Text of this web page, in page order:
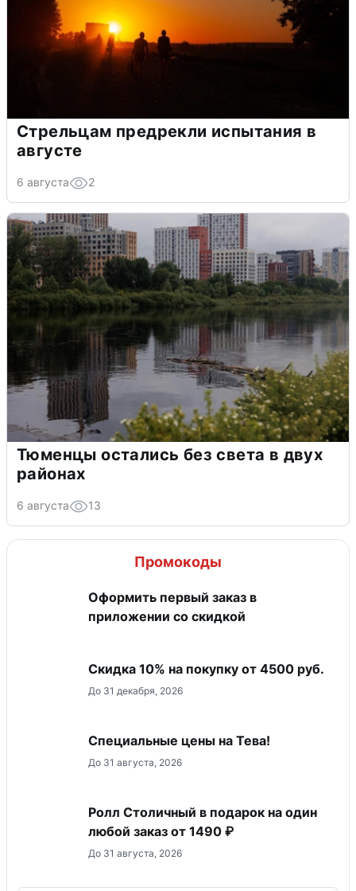
Стрельцам предрекли испытания в
августе
6 августа 2
Тюменцы остались без света в двух
районах
6 августа 13
Промокоды
Оформить первый заказ в
приложении со скидкой
Скидка 10% на покупку от 4500 руб.
До 31 декабря, 2026
Специальные цены на Тева!
До 31 августа, 2026
Ролл Столичный в подарок на один
любой заказ от 1490 ₽
До 31 августа, 2026